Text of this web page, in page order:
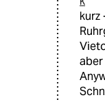
kurz
aber